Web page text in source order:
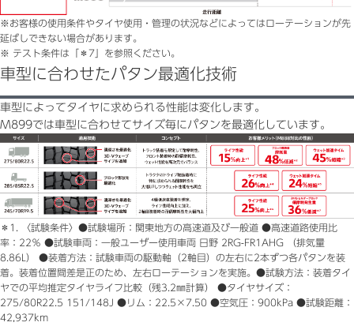
※お客様の使用条件やタイヤ使用・管理の状況などによってはローテーションが先
延ばしできない場合があります。
※ テスト条件は「＊7」を参照ください。
車型に合わせたパタン最適化技術
車型によってタイヤに求められる性能は変化します。
M899では車型に合わせてサイズ毎にパタンを最適化しています。
＊1.
〈試験条件〉●試験場所：関東地方の高速道及び一般道 ●高速道路使用比
率：22％ ●試験車両：一般ユーザー使用車両 日野 2RG-FR1AHG （排気量
8.86L） ●装着方法：試験車両の駆動軸（2軸目）の左右に2本ずつ各パタンを装
着。装着位置間差是正のため、左右ローテーションを実施。●試験方法：装着タイ
ヤでの平均推定タイヤライフ比較（残3.2㎜計算） ●タイヤサイズ：
275/80R22.5 151/148J ●リム：22.5×7.50 ●空気圧：900kPa ●試験距離：
42,937km